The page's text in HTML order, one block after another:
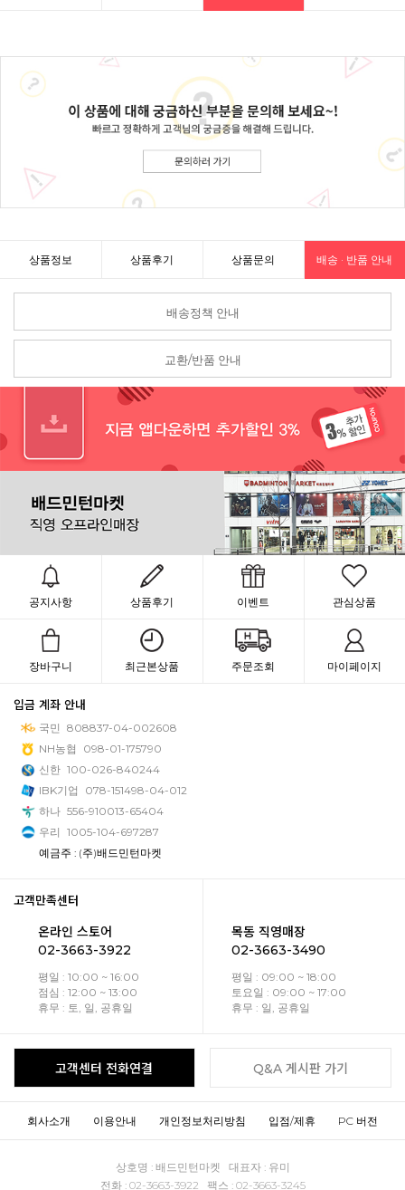
상품정보 상품후기 상품문의 배송 · 반품 안내
배송정책 안내
교환/반품 안내
공지사항 상품후기 이벤트 관심상품
장바구니 최근본상품 주문조회 마이페이지
입금 계좌 안내
국민 808837-04-002608
NH농협
098-01-175790
신한 100-026-840244
IBK기업
078-151498-04-012
하나 556-910013-65404
우리 1005-104-697287
예금주 : (주)배드민턴마켓
고객만족센터
온라인 스토어
02-3663-3922
평일 : 10:00 ~ 16:00
점심 : 12:00 ~ 13:00
휴무 : 토, 일, 공휴일
목동 직영매장
02-3663-3490
평일 : 09:00 ~ 18:00
토요일 : 09:00 ~ 17:00
휴무 : 일, 공휴일
고객센터 전화연결 Q&A 게시판 가기
회사소개 이용안내 개인정보처리방침 입점/제휴 PC 버전
상호명 : 배드민턴마켓 대표자 : 유미
전화 : 02-3663-3922 팩스 : 02-3663-3245